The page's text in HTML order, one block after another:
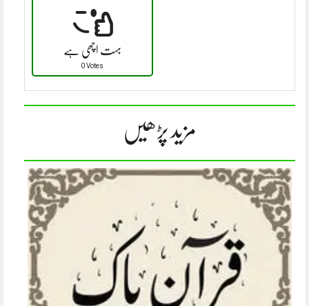
بہت اچھی ہے
0 Votes
مزید پڑھیں